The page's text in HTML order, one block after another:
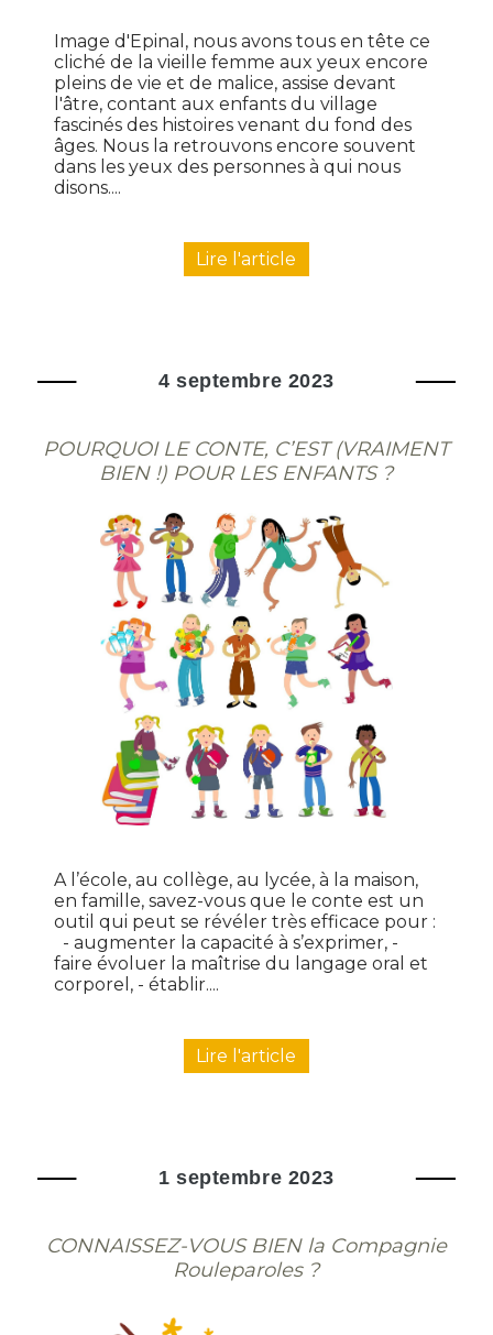
Image d'Epinal, nous avons tous en tête ce
cliché de la vieille femme aux yeux encore
pleins de vie et de malice, assise devant
l'âtre, contant aux enfants du village
fascinés des histoires venant du fond des
âges. Nous la retrouvons encore souvent
dans les yeux des personnes à qui nous
disons....
Lire l'article
4 septembre 2023
POURQUOI LE CONTE, C’EST (VRAIMENT
BIEN !) POUR LES ENFANTS ?
A l’école, au collège, au lycée, à la maison,
en famille, savez-vous que le conte est un
outil qui peut se révéler très efficace pour :
- augmenter la capacité à s’exprimer, -
faire évoluer la maîtrise du langage oral et
corporel, - établir....
Lire l'article
1 septembre 2023
CONNAISSEZ-VOUS BIEN la Compagnie
Rouleparoles ?